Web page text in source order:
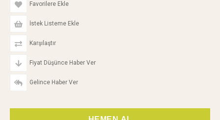
Favorilere Ekle
İstek Listeme Ekle
Karşılaştır
Fiyat Düşünce Haber Ver
Gelince Haber Ver